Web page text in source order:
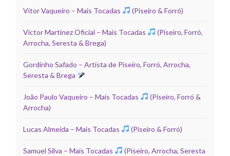
Vitor Vaqueiro – Mais Tocadas (Piseiro & Forró)
Victor Martinez Oficial – Mais Tocadas
(Piseiro, Forró,
Arrocha, Seresta & Brega)
Gordinho Safado – Artista de Piseiro, Forró, Arrocha,
Seresta & Brega
João Paulo Vaqueiro – Mais Tocadas
(Piseiro, Forró &
Arrocha)
Lucas Almeida – Mais Tocadas (Piseiro & Forró)
Samuel Silva – Mais Tocadas
(Piseiro, Arrocha, Seresta